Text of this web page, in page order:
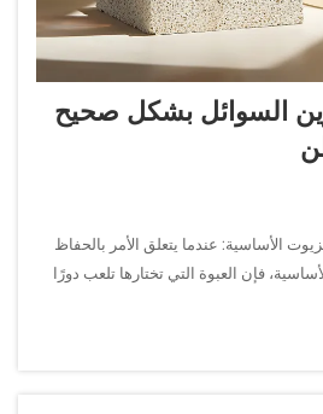
السوائل بشكل صحيح
الأساسية: عندما يتعلق الأمر بالحفاظ
فإن العبوة التي تختارها تلعب دورًا
كمعيار صناعي لتخزين الزيوت الأساسية